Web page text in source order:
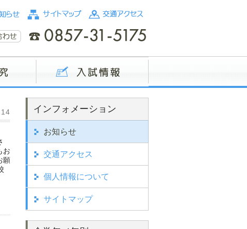
インフォメーション
お知らせ
交通アクセス
個人情報について
サイトマップ
お
願